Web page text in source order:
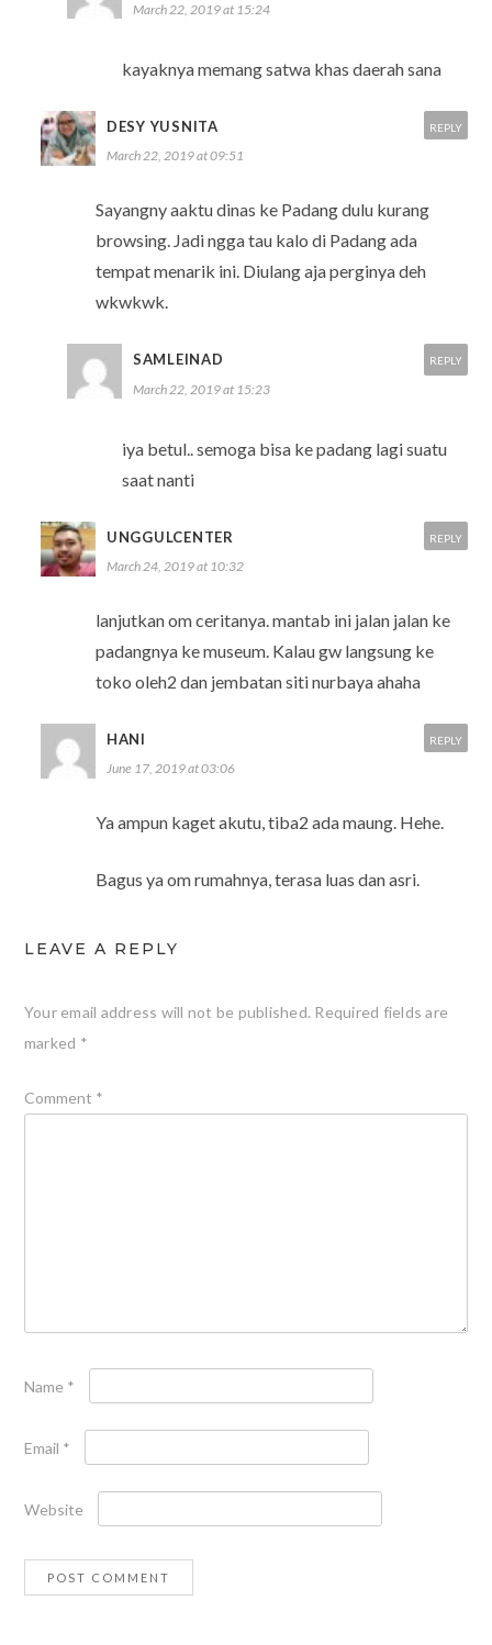
March 22, 2019 at 15:24
kayaknya memang satwa khas daerah sana
DESY YUSNITA
March 22, 2019 at 09:51
Sayangny aaktu dinas ke Padang dulu kurang
browsing. Jadi ngga tau kalo di Padang ada
tempat menarik ini. Diulang aja perginya deh
wkwkwk.
REPLY
SAMLEINAD
March 22, 2019 at 15:23
iya betul.. semoga bisa ke padang lagi suatu
saat nanti
REPLY
UNGGULCENTER
March 24, 2019 at 10:32
lanjutkan om ceritanya. mantab ini jalan jalan ke
padangnya ke museum. Kalau gw langsung ke
toko oleh2 dan jembatan siti nurbaya ahaha
REPLY
HANI
June 17, 2019 at 03:06
Ya ampun kaget akutu, tiba2 ada maung. Hehe.
Bagus ya om rumahnya, terasa luas dan asri.
REPLY
LEAVE A REPLY
Your email address will not be published. Required fields are
marked *
Comment *
Name *
Email *
Website